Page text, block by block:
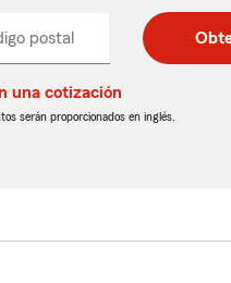
postal
postal
de
postal
de
una cotización
serán proporcionados en inglés.